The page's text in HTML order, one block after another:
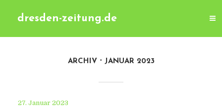
dresden-zeitung.de
ARCHIV JANUAR 2023
27. Januar 2023